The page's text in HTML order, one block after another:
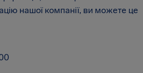
нашої компанії, ви можете це